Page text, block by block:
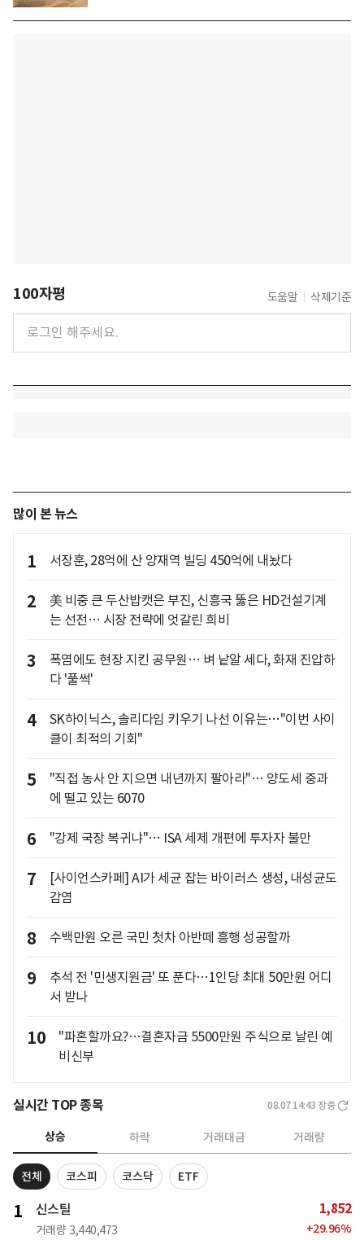
100자평 도움말 삭제기준
많이 본 뉴스
1 서장훈, 28억에 산 양재역 빌딩 450억에 내놨다
2
美 비중 큰 두산밥캣은 부진, 신흥국 뚫은 HD건설기계
는 선전… 시장 전략에 엇갈린 희비
3
폭염에도 현장 지킨 공무원… 벼 낱알 세다, 화재 진압하
다 '풀썩'
4
SK하이닉스, 솔리다임 키우기 나선 이유는…"이번 사이
클이 최적의 기회"
5
"직접 농사 안 지으면 내년까지 팔아라"… 양도세 중과
에 떨고 있는 6070
6 "강제 국장 복귀냐"… ISA 세제 개편에 투자자 불만
7
[사이언스카페] AI가 세균 잡는 바이러스 생성, 내성균도
감염
8 수백만원 오른 국민 첫차 아반떼 흥행 성공할까
9
추석 전 '민생지원금' 또 푼다…1인당 최대 50만원 어디
서 받나
10
"파혼할까요?…결혼자금 5500만원 주식으로 날린 예
비신부
실시간 TOP 종목 08.07 14:43 장중
상승 하락 거래대금 거래량
전체 코스피 코스닥 ETF
1 신스틸
거래량 3,440,473
1,852
+29.96%